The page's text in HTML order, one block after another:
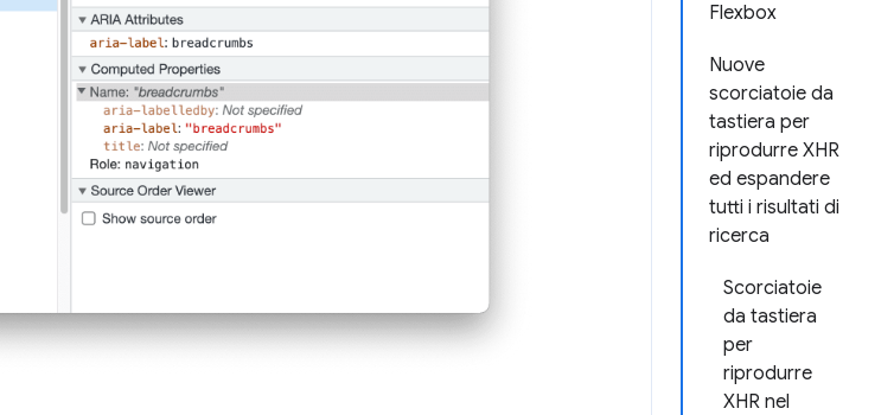
Flexbox
Nuove
scorciatoie da
tastiera per
riprodurre XHR
ed espandere
tutti i risultati di
ricerca
Scorciatoie
da tastiera
per
riprodurre
XHR nel